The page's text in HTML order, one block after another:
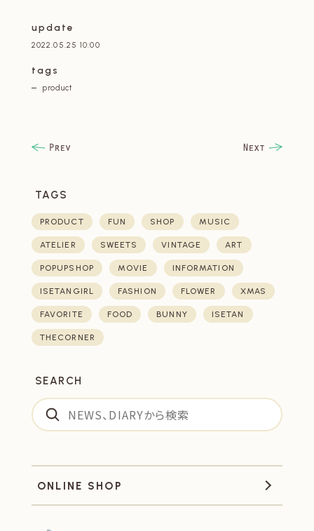
update
2022.05.25 10:00
tags
product
TAGS
PRODUCT FUN SHOP MUSIC
ATELIER SWEETS VINTAGE ART
POPUPSHOP MOVIE INFORMATION
ISETANGIRL FASHION FLOWER XMAS
FAVORITE FOOD BUNNY ISETAN
THECORNER
SEARCH
ONLINE SHOP